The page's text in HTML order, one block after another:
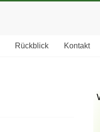
Rückblick Kontakt